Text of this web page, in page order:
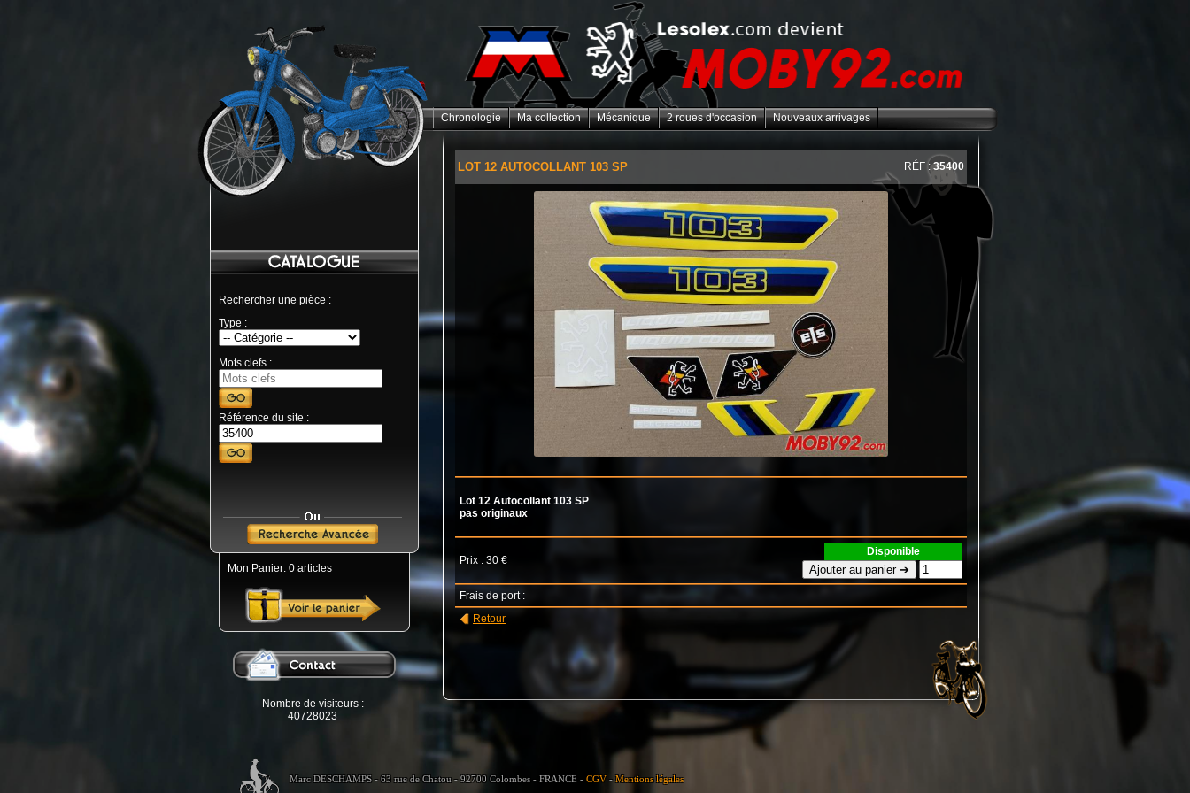
Rechercher une pièce :
Type :
Mots clefs :
Référence du site :
Mon Panier: 0 articles
Nombre de visiteurs :
40728023
Chronologie Ma collection Mécanique 2 roues d'occasion Nouveaux arrivages
LOT 12 AUTOCOLLANT 103 SP RÉF :35400
Lot 12 Autocollant 103 SP
pas originaux
Prix : 30 €
Disponible
Frais de port :
Retour
Marc DESCHAMPS - 63 rue de Chatou - 92700 Colombes - FRANCE - CGV - Mentions légales